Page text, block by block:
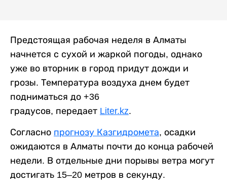
Предстоящая рабочая неделя в Алматы
начнется с сухой и жаркой погоды, однако
уже во вторник в город придут дожди и
грозы. Температура воздуха днем будет
подниматься до +36
градусов, передает Liter.kz.
Согласно прогнозу Казгидромета, осадки
ожидаются в Алматы почти до конца рабочей
недели. В отдельные дни порывы ветра могут
достигать 15–20 метров в секунду.